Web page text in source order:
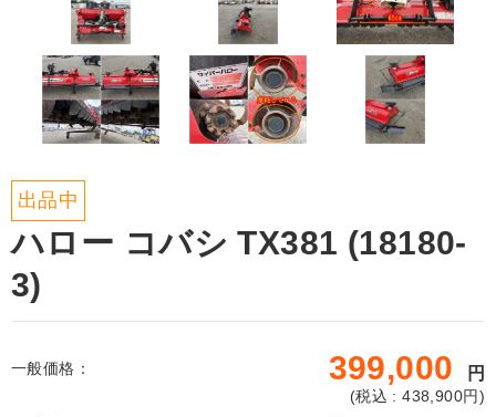
出品中
ハロー コバシ TX381 (18180-
3)
一般価格： 399,000 円
(税込 : 438,900円)